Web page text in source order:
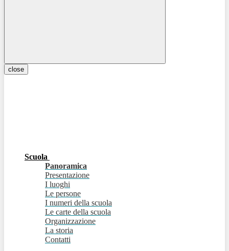
close
Scuola
Panoramica
Presentazione
I luoghi
Le persone
I numeri della scuola
Le carte della scuola
Organizzazione
La storia
Contatti